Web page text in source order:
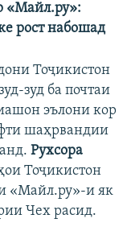
«Майл.ру»:
рост набошад
Тоҷикистон
зуд ба почтаи
эълони кор
шаҳрвандии
Рухсора
Тоҷикистон
«Майл.ру»-и як
Чех расид.